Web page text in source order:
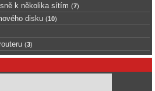
k několika sítím (7)
disku (10)
(3)